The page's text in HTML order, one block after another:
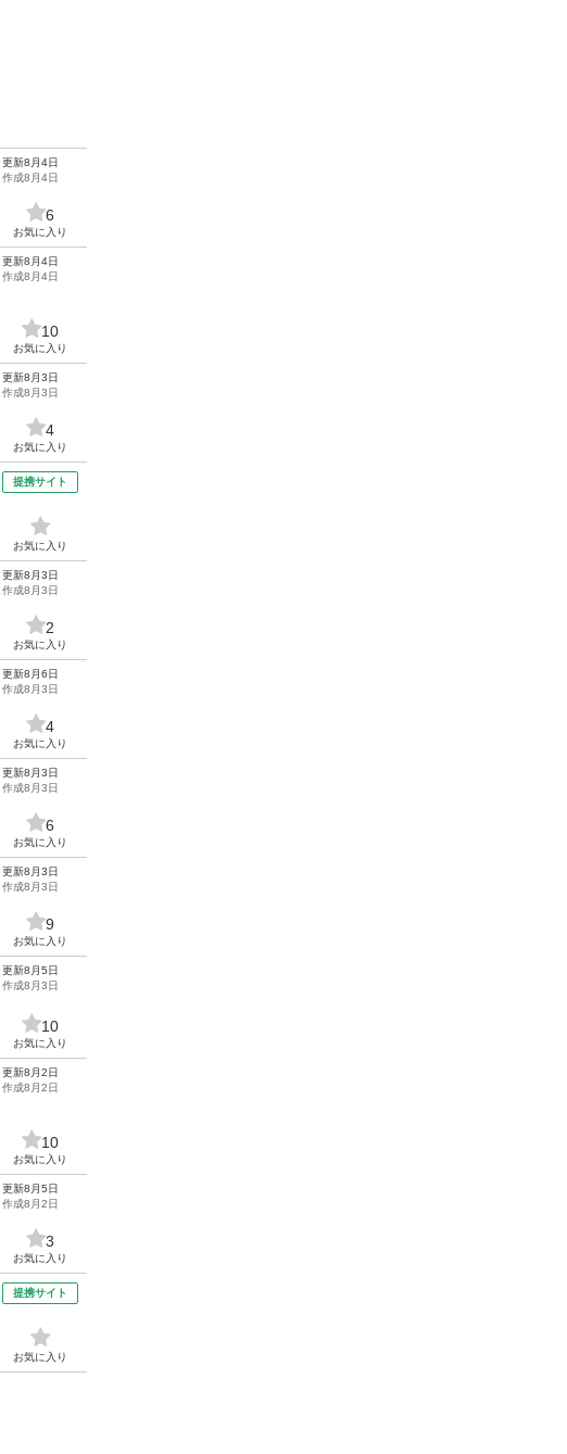
更新8月4日
作成8月4日
6
お気に入り
更新8月4日
作成8月4日
10
お気に入り
更新8月3日
作成8月3日
4
お気に入り
提携サイト
お気に入り
更新8月3日
作成8月3日
2
お気に入り
更新8月6日
作成8月3日
4
お気に入り
更新8月3日
作成8月3日
6
お気に入り
更新8月3日
作成8月3日
9
お気に入り
更新8月5日
作成8月3日
10
お気に入り
更新8月2日
作成8月2日
10
お気に入り
更新8月5日
作成8月2日
3
お気に入り
提携サイト
お気に入り